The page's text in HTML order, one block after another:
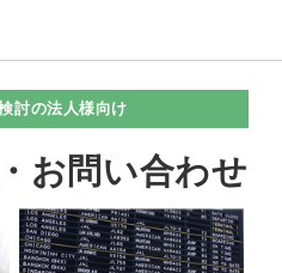
討の法人様向け
お問い合わせ